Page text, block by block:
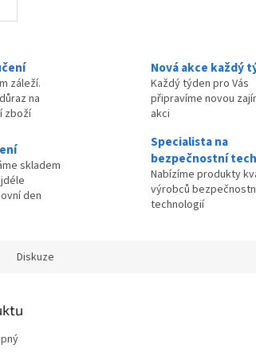
záleží.
na
zboží
Nová akce každý
Každý týden pro Vás
připravíme novou
akci
skladem
den
Specialista na
bezpečnostní
Nabízíme produkty
výrobců
technologií
Diskuze